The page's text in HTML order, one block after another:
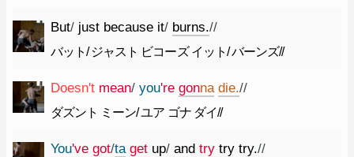
But/ just because it/ burns.//
バット/ ジャスト ビコーズ イット/ バーンズ//
Doesn't mean/ you're gonna die.//
ダズント ミーン/ ユア ゴナ ダイ//
You've got/ta get up/ and try try try.//